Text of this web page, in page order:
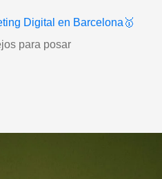
Digital en Barcelona🥇
para posar